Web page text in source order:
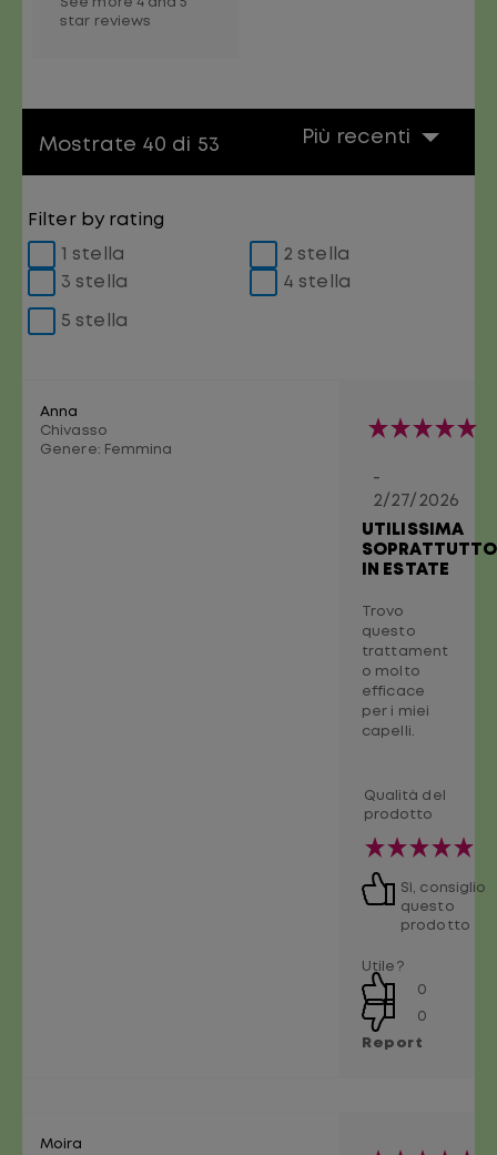
star reviews
Mostrate 40 di 53 Più recenti
Filter by rating
1 stella
2 stella
3 stella
4 stella
5 stella
Anna
Chivasso
Genere: Femmina
-
2/27/2026
UTILISSIMA
SOPRATTUTTO
IN ESTATE
Trovo
questo
trattament
o molto
efficace
per i miei
capelli.
Qualità del
prodotto
Sì, consiglio
questo
prodotto
Utile?
0
0
Report
Moira